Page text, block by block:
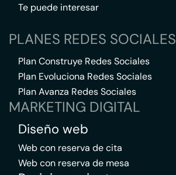
Te puede interesar
PLANES REDES SOCIALES
Plan Construye Redes Sociales
Plan Evoluciona Redes Sociales
Plan Avanza Redes Sociales
MARKETING DIGITAL
Diseño web
Web con reserva de cita
Web con reserva de mesa